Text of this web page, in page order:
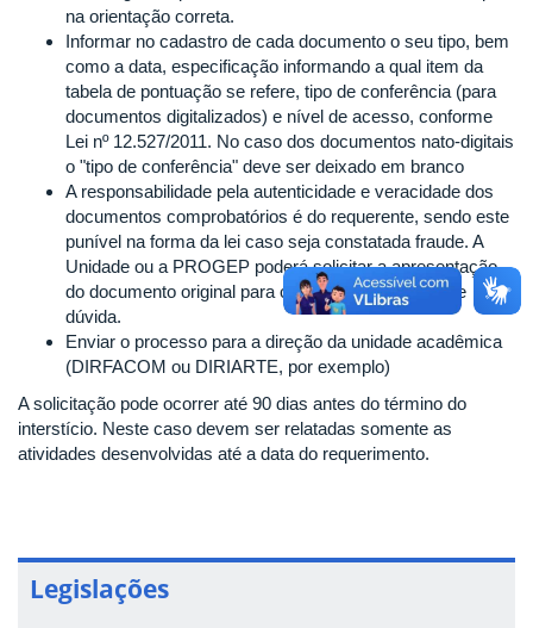
na orientação correta.
Informar no cadastro de cada documento o seu tipo, bem
como a data, especificação informando a qual item da
tabela de pontuação se refere, tipo de conferência (para
documentos digitalizados) e nível de acesso, conforme
Lei nº 12.527/2011. No caso dos documentos nato-digitais
o "tipo de conferência" deve ser deixado em branco
A responsabilidade pela autenticidade e veracidade dos
documentos comprobatórios é do requerente, sendo este
punível na forma da lei caso seja constatada fraude. A
Unidade ou a PROGEP poderá solicitar a apresentação
do documento original para conferência em caso de
dúvida.
Enviar o processo para a direção da unidade acadêmica
(DIRFACOM ou DIRIARTE, por exemplo)
A solicitação pode ocorrer até 90 dias antes do término do
interstício. Neste caso devem ser relatadas somente as
atividades desenvolvidas até a data do requerimento.
Legislações